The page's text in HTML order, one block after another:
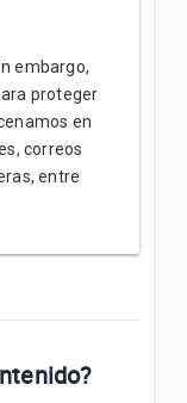
embargo,
proteger
en
correos
entre